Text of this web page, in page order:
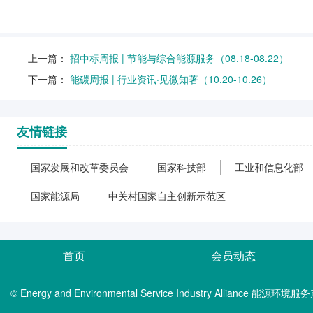
上一篇： 招中标周报 | 节能与综合能源服务（08.18-08.22）
下一篇： 能碳周报 | 行业资讯·见微知著（10.20-10.26）
友情链接
国家发展和改革委员会 国家科技部 工业和信息化部
国家能源局 中关村国家自主创新示范区
首页 会员动态
© Energy and Environmental Service Industry Alliance 能源环境服